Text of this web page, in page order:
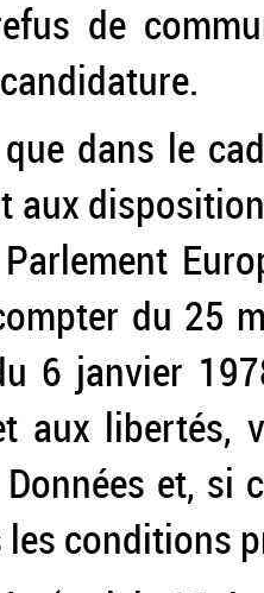
de
dans le
aux
du 25
6 janvier
aux libertés,
et, si
conditions